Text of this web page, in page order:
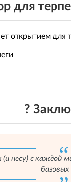
для
открытием для
?
носу) с